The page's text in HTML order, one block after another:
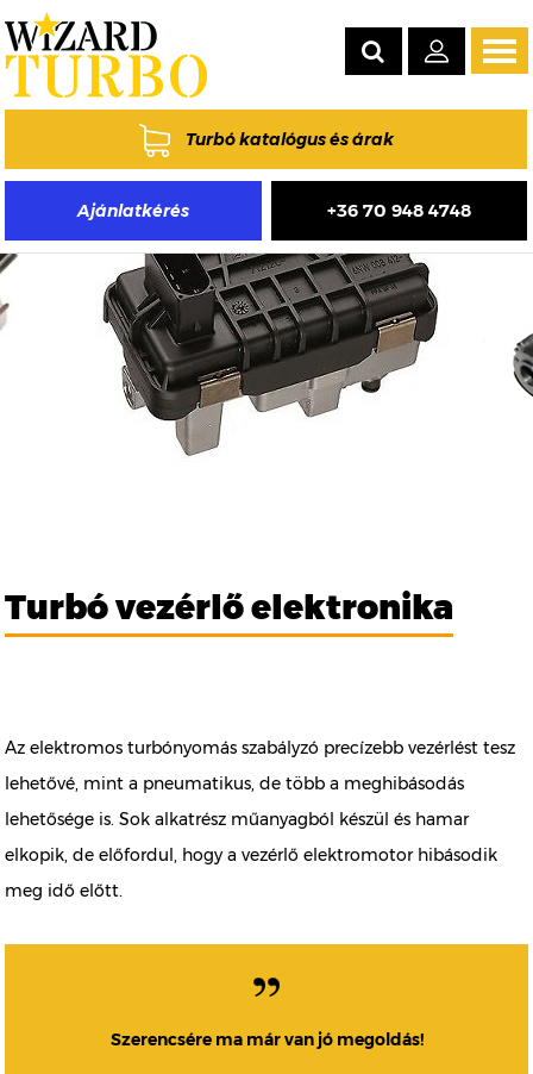
Turbó katalógus és árak
Ajánlatkérés +36 70 948 4748
Turbó vezérlő elektronika
Az elektromos turbónyomás szabályzó precízebb vezérlést tesz
lehetővé, mint a pneumatikus, de több a meghibásodás
lehetősége is. Sok alkatrész műanyagból készül és hamar
elkopik, de előfordul, hogy a vezérlő elektromotor hibásodik
meg idő előtt.
Szerencsére ma már van jó megoldás!